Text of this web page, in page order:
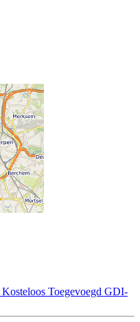
Kosteloos Toegevoegd GDI-